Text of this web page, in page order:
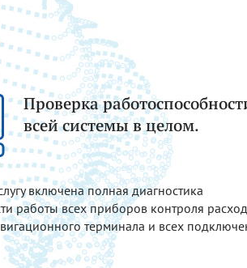
Проверка
всей системы в целом.
включена полная диагностика
работы всех приборов контроля
терминала и всех